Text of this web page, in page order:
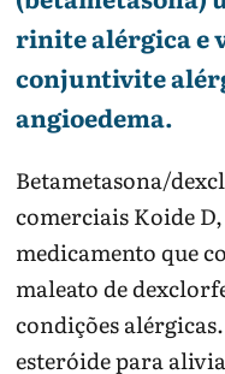
rinite alérgica e
conjuntivite
angioedema.
Betametasona/
comerciais Koide
medicamento que
maleato de
condições
esteróide para